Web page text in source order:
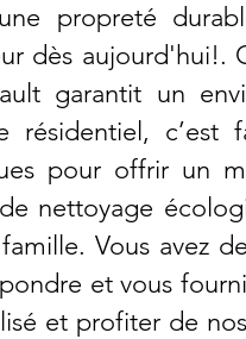
propreté
dès aujourd'hui!.
garantit un
résidentiel,
pour offrir un
nettoyage
Vous avez
et vous
et profiter de